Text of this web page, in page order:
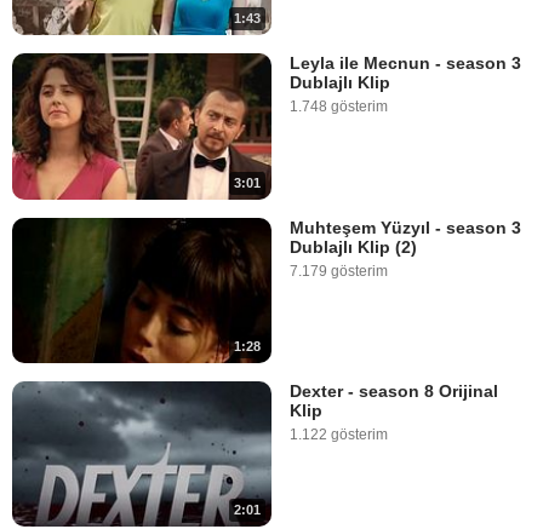
1:43
3:01
Leyla ile Mecnun - season 3
Dublajlı Klip
1.748 gösterim
1:28
Muhteşem Yüzyıl - season 3
Dublajlı Klip (2)
7.179 gösterim
2:01
Dexter - season 8 Orijinal
Klip
1.122 gösterim